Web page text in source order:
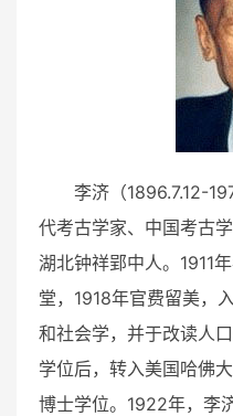
李济（1896.7.12-
代考古学家、中国考古
湖北钟祥郢中人。1911
堂，1918年官费留美，
和社会学，并于改读人
学位后，转入美国哈佛
博士学位。1922年，李